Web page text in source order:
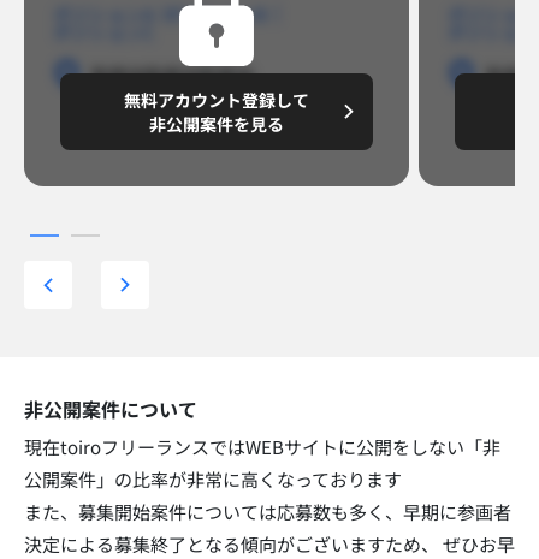
ポジションB
勤務地勤務地勤務地
～8,888,8888円/月
無料アカウント登録して
非公開案件を見る
勤務地
非公開案件について
現在toiroフリーランスではWEBサイトに公開をしない「非
公開案件」の比率が非常に高くなっております​
また、募集開始案件については応募数も多く、早期に参画者
決定による募集終了となる傾向がございますため、 ぜひお早